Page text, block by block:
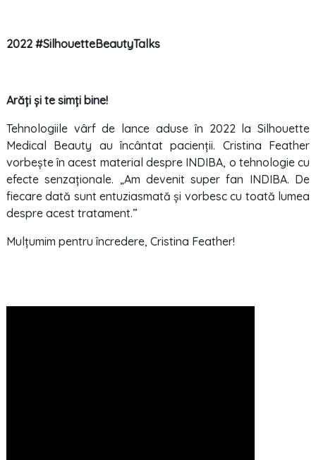
2022 #SilhouetteBeautyTalks
Arăți și te simți bine!
Tehnologiile vârf de lance aduse în 2022 la Silhouette
Medical Beauty au încântat pacienții. Cristina Feather
vorbește în acest material despre INDIBA, o tehnologie cu
efecte senzaționale. „Am devenit super fan INDIBA. De
fiecare dată sunt entuziasmată și vorbesc cu toată lumea
despre acest tratament.”
Mulțumim pentru încredere, Cristina Feather!